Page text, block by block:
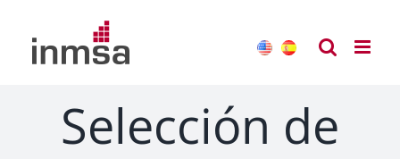
contenido
Selección de